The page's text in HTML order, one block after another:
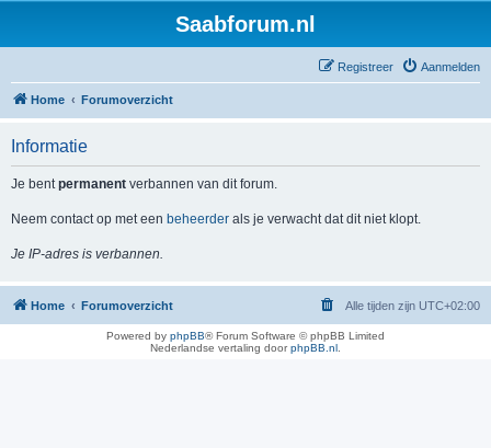
Saabforum.nl
Aanmelden
Registreer
Home Forumoverzicht
Informatie
Je bentpermanent verbannen van dit forum.
Neem contact op met een beheerder als je verwacht dat dit niet klopt.
Je IP-adres is verbannen.
Home Forumoverzicht Alle tijden zijn UTC+02:00
Powered by phpBB® Forum Software © phpBB Limited
Nederlandse vertaling doorphpBB.nl